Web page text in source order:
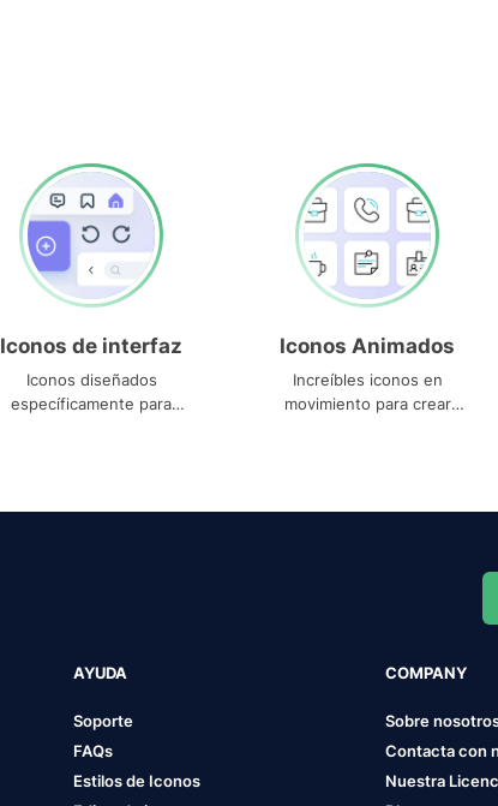
Iconos de interfaz
Iconos diseñados
específicamente para
Iconos Animados
Increíbles iconos en
movimiento para crear
AYUDA
Soporte
FAQs
Estilos de Iconos
COMPANY
Sobre
Contacta con
Nuestra